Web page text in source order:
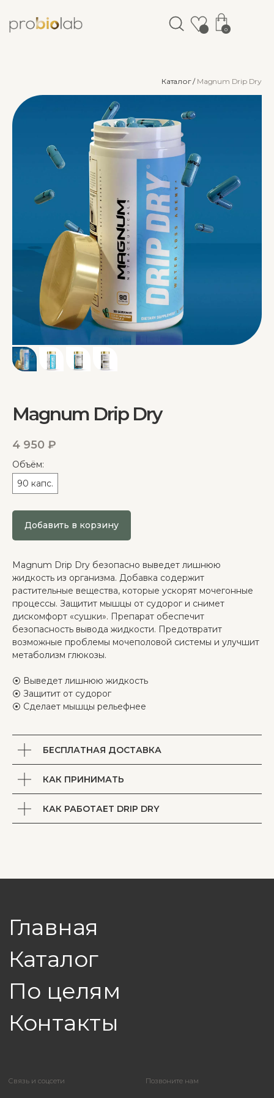
0
Каталог / Magnum Drip Dry
Magnum Drip Dry
4 950 ₽
Объём:
90 капс.
Добавить в корзину
Magnum Drip Dry безопасно выведет лишнюю
жидкость из организма. Добавка содержит
растительные вещества, которые ускорят мочегонные
процессы. Защитит мышцы от судорог и снимет
дискомфорт «сушки». Препарат обеспечит
безопасность вывода жидкости. Предотвратит
возможные проблемы мочеполовой системы и улучшит
метаболизм глюкозы.
⦿ Выведет лишнюю жидкость
⦿ Защитит от судорог
⦿ Сделает мышцы рельефнее
БЕСПЛАТНАЯ ДОСТАВКА
КАК ПРИНИМАТЬ
КАК РАБОТАЕТ DRIP DRY
Главная
Каталог
По целям
Контакты
Связь и соцсети
+7 (921) 723-10-26
Политика в отношении обработки персональных данных